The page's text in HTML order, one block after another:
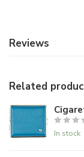
Reviews
Related
In stock